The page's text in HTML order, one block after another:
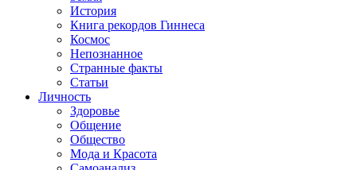
История
Книга рекордов Гиннеса
Космос
Непознанное
Странные факты
Статьи
Личность
Здоровье
Общение
Общество
Мода и Красота